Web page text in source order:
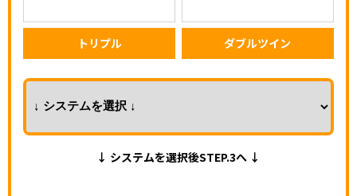
トリプル ダブルツイン
↓ システムを選択後STEP.3へ ↓